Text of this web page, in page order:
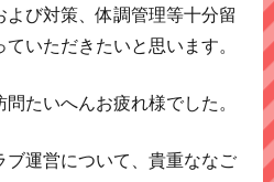
び対策、体調管理等十分留
いただきたいと思います。
たいへんお疲れ様でした。
運営について、貴重ななご